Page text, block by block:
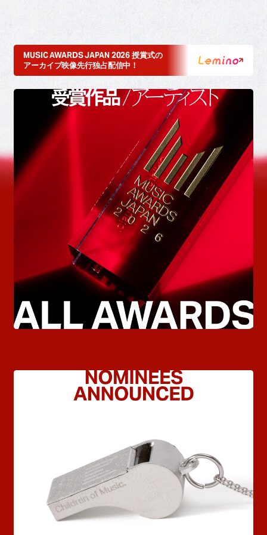
MUSIC AWARDS JAPAN 2026 授賞式の
アーカイブ映像先行独占配信中！